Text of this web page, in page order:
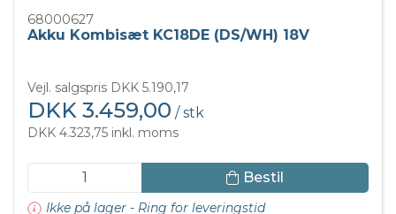
68000627
Akku Kombisæt KC18DE (DS/WH) 18V
Vejl. salgspris DKK 5.190,17
DKK 3.459,00 / stk
DKK 4.323,75 inkl. moms
Bestil
Ikke på lager - Ring for leveringstid